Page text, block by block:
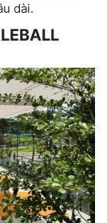
dài.